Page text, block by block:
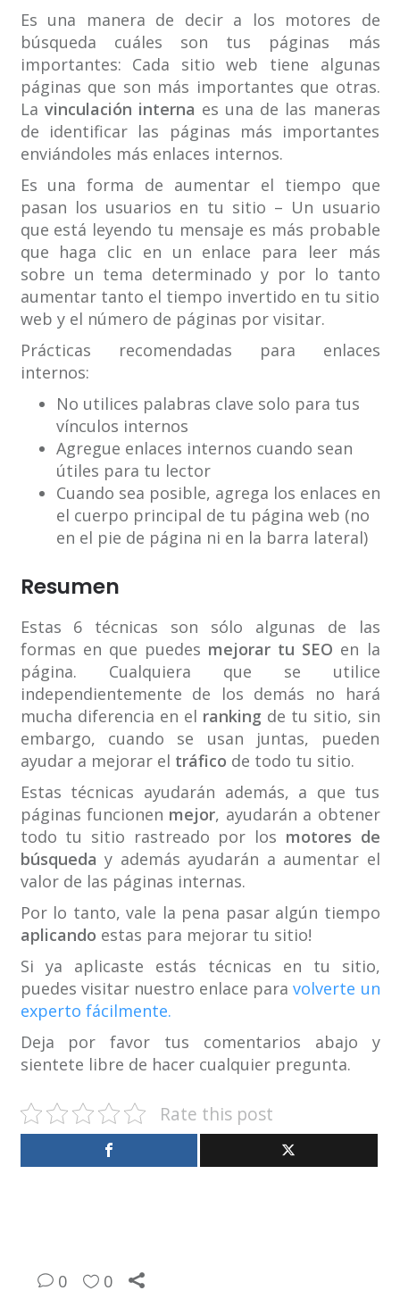
Es una manera de decir a los motores de
búsqueda cuáles son tus páginas más
importantes: Cada sitio web tiene algunas
páginas que son más importantes que otras.
La vinculación interna es una de las maneras
de identificar las páginas más importantes
enviándoles más enlaces internos.
Es una forma de aumentar el tiempo que
pasan los usuarios en tu sitio – Un usuario
que está leyendo tu mensaje es más probable
que haga clic en un enlace para leer más
sobre un tema determinado y por lo tanto
aumentar tanto el tiempo invertido en tu sitio
web y el número de páginas por visitar.
Prácticas recomendadas para enlaces
internos:
No utilices palabras clave solo para tus
vínculos internos
Agregue enlaces internos cuando sean
útiles para tu lector
Cuando sea posible, agrega los enlaces en
el cuerpo principal de tu página web (no
en el pie de página ni en la barra lateral)
Resumen
Estas 6 técnicas son sólo algunas de las
formas en que puedes mejorar tu SEO en la
página. Cualquiera que se utilice
independientemente de los demás no hará
mucha diferencia en el ranking de tu sitio, sin
embargo, cuando se usan juntas, pueden
ayudar a mejorar el tráfico de todo tu sitio.
Estas técnicas ayudarán además, a que tus
páginas funcionen mejor, ayudarán a obtener
todo tu sitio rastreado por los motores de
búsqueda y además ayudarán a aumentar el
valor de las páginas internas.
Por lo tanto, vale la pena pasar algún tiempo
aplicando estas para mejorar tu sitio!
Si ya aplicaste estás técnicas en tu sitio,
puedes visitar nuestro enlace paravolverte un
experto fácilmente.
Deja por favor tus comentarios abajo y
sientete libre de hacer cualquier pregunta.
Rate this post
0 0